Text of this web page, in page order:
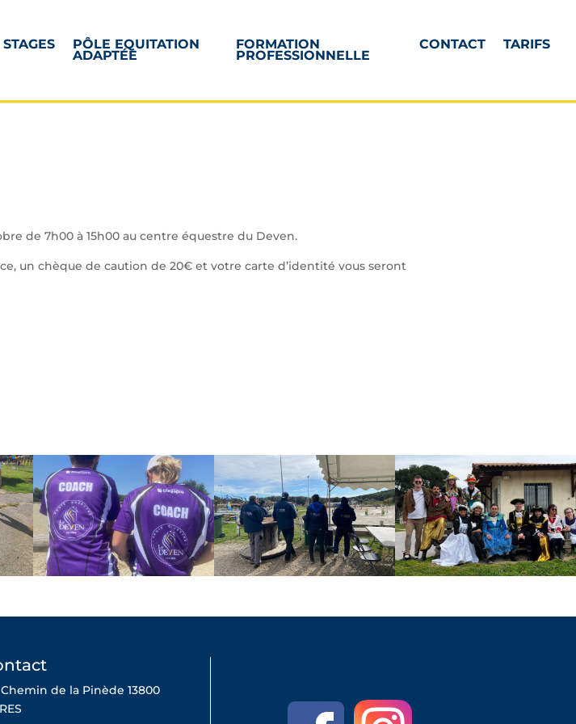
STAGES PÔLE EQUITATION
ADAPTÉE
FORMATION
PROFESSIONNELLE
CONTACT TARIFS
de 7h00 à 15h00 au centre équestre du Deven.
un chèque de caution de 20€ et votre carte d’identité vous seront
Chemin de la Pinède 13800